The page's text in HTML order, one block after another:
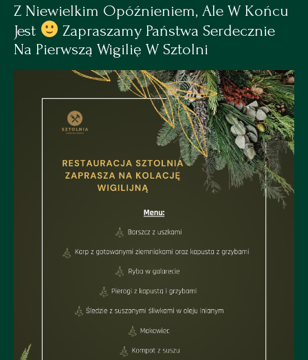
Z Niewielkim Opóźnieniem, Ale W Końcu
Jest
Zapraszamy Państwa Serdecznie
Na Pierwszą Wigilię W Sztolni